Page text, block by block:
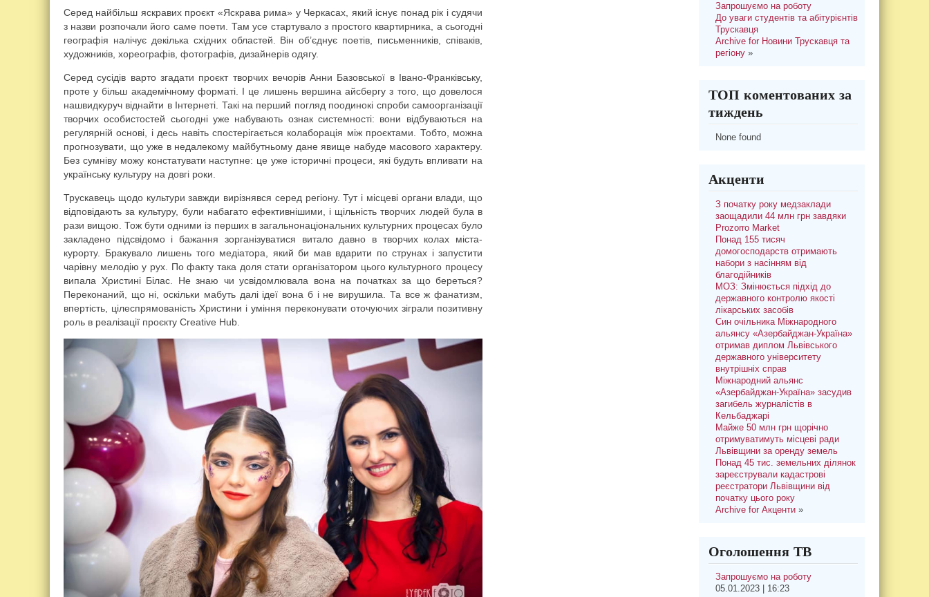
Серед найбільш яскравих проєкт «Яскрава рима» у Черкасах, який існує понад рік і судячи
з назви розпочали його саме поети. Там усе стартувало з простого квартирника, а сьогодні
географія налічує декілька східних областей. Він об’єднує поетів, письменників, співаків,
художників, хореографів, фотографів, дизайнерів одягу.
Серед сусідів варто згадати проєкт творчих вечорів Анни Базовської в Івано-Франківську,
проте у більш академічному форматі. І це лишень вершина айсбергу з того, що довелося
нашвидкуруч віднайти в Інтернеті. Такі на перший погляд поодинокі спроби самоорганізації
творчих особистостей сьогодні уже набувають ознак системності: вони відбуваються на
регулярній основі, і десь навіть спостерігається колаборація між проєктами. Тобто, можна
прогнозувати, що уже в недалекому майбутньому дане явище набуде масового характеру.
Без сумніву можу констатувати наступне: це уже історичні процеси, які будуть впливати на
українську культуру на довгі роки.
Трускавець щодо культури завжди вирізнявся серед регіону. Тут і місцеві органи влади, що
відповідають за культуру, були набагато ефективнішими, і щільність творчих людей була в
рази вищою. Тож бути одними із перших в загальнонаціональних культурних процесах було
закладено підсвідомо і бажання зорганізуватися витало давно в творчих колах міста-
курорту. Бракувало лишень того медіатора, який би мав вдарити по струнах і запустити
чарівну мелодію у рух. По факту така доля стати організатором цього культурного процесу
випала Христині Білас. Не знаю чи усвідомлювала вона на початках за що береться?
Переконаний, що ні, оскільки мабуть далі ідеї вона б і не вирушила. Та все ж фанатизм,
впертість, цілеспрямованість Христини і уміння переконувати оточуючих зіграли позитивну
роль в реалізації проєкту Creative Hub.
Запрошуємо на роботу
До уваги студентів та абітурієнтів
Трускавця
Archive for Новини Трускавця та
регіону»
ТОП коментованих за
тиждень
None found
Акценти
З початку року медзаклади
заощадили 44 млн грн завдяки
Prozorro Market
Понад 155 тисяч
домогосподарств отримають
набори з насінням від
благодійників
МОЗ: Змінюється підхід до
державного контролю якості
лікарських засобів
Син очільника Міжнародного
альянсу «Азербайджан-Україна»
отримав диплом Львівського
державного університету
внутрішніх справ
Міжнародний альянс
«Азербайджан-Україна» засудив
загибель журналістів в
Кельбаджарі
Майже 50 млн грн щорічно
отримуватимуть місцеві ради
Львівщини за оренду земель
Понад 45 тис. земельних ділянок
зареєстрували кадастрові
реєстратори Львівщини від
початку цього року
Archive for Акценти»
Оголошення ТВ
Запрошуємо на роботу
05.01.2023 | 16:23